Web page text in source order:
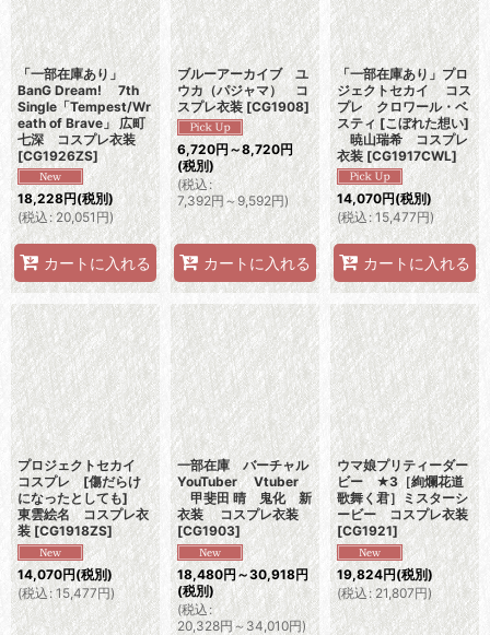
「一部在庫あり」
BanG Dream! 7th
Single「Tempest/Wr
eath of Brave」 広町
七深 コスプレ衣装
[CG1926ZS]
18,228円(税別)
(税込 : 20,051円)
カートに入れる
ブルーアーカイブ ユ
ウカ（パジャマ） コ
スプレ衣装 [CG1908]
6,720円 ～8,720円
(税別)
(税込:
7,392円 ～9,592円)
カートに入れる
「一部在庫あり」プロ
ジェクトセカイ コス
プレ クロワール・ベ
スティ [こぼれた想い]
暁山瑞希 コスプレ
衣装 [CG1917CWL]
14,070円(税別)
(税込 : 15,477円)
カートに入れる
プロジェクトセカイ
コスプレ [傷だらけ
になったとしても]
東雲絵名 コスプレ衣
装 [CG1918ZS]
14,070円(税別)
(税込: 15,477円)
一部在庫 バーチャル
YouTuber Vtuber
甲斐田 晴 鬼化 新
衣装 コスプレ衣装
[CG1903]
18,480円～30,918円
(税別)
(税込 :
20,328円～34,010円)
ウマ娘プリティーダー
ビー ★3［絢爛花道
歌舞く君］ミスターシ
ービー コスプレ衣装
[CG1921]
19,824円(税別)
(税込: 21,807円)